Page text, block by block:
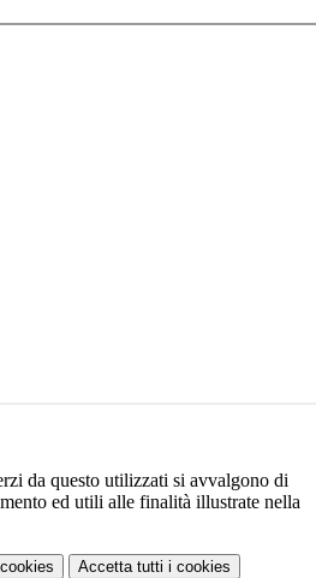
da questo utilizzati si avvalgono di
ed utili alle finalità illustrate nella
Accetta tutti i cookies